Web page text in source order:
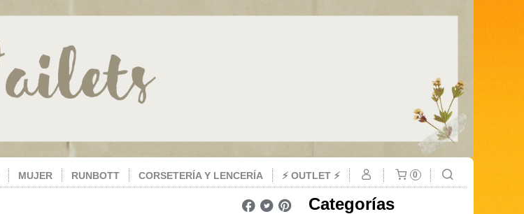
MUJER RUNBOTT CORSETERÍA Y LENCERÍA ⚡ OUTLET ⚡ 0
Categorías